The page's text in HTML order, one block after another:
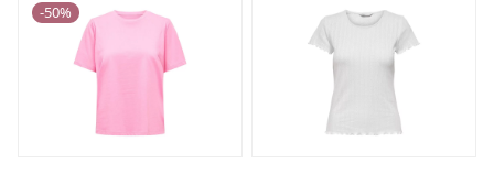
-50%